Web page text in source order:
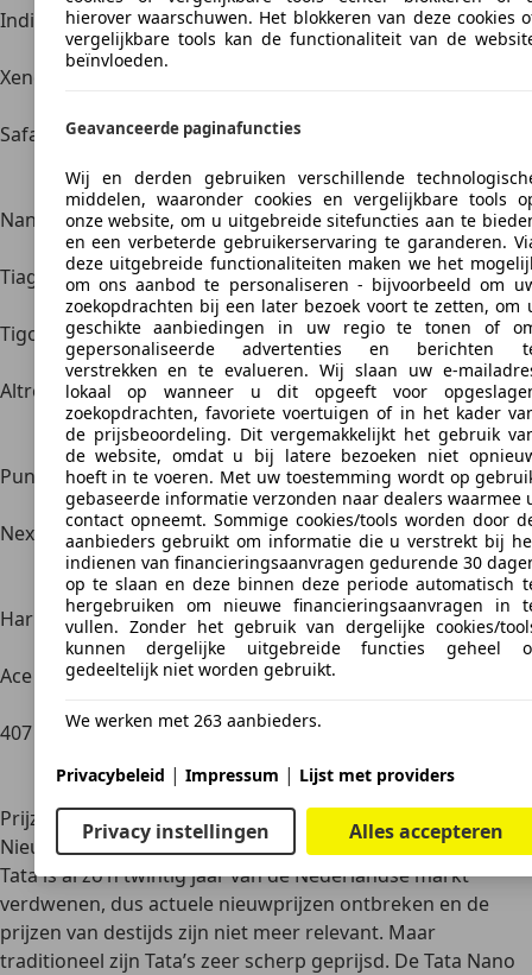
Indigo Sedan
Benzine /
Diesel
1.4 l
51-55 kW
(69-75 pk)
Xenon
Safari SUV Diesel 2.0-2.2 l
170 pk)
Nano Hatchback Benzine 624 cc
28 kW (38
pk)
600
Tiago Hatchback Benzine /
CNG
1.2 l
63 kW (86
pk)
982
Tigor Sedan
Benzine /
EV
1.2 l / EV
63 kW (86
pk)
Altroz Hatchback
Benzine /
Diesel
1.2 – 1.5 l
66-88 kW
(90-120
pk)
kg
Punch Mini-SUV Benzine 1.2 l
63 kW (86
pk)
Nexon SUV
Benzine /
Diesel /
EV
1.2 – 1.5 l / EV 88-96 kW
(120-130
pk)
kg
Harrier SUV Diesel 2.0 l
125 kW
(170 pk)
Ace
Pick-up /
Diesel /
0.7 – 0.8 l
407 LCV Diesel 3.0 l
pk)
Prijzen
Nieuwprijzen
Tata is al zo’n twintig jaar van de Nederlandse markt
verdwenen, dus actuele nieuwprijzen ontbreken en de
prijzen van destijds zijn niet meer relevant. Maar
traditioneel zijn Tata’s zeer scherp geprijsd. DeTata Nano
hierover waarschuwen. Het blokkeren van deze cookies
vergelijkbare tools kan de functionaliteit van de
beïnvloeden.
Geavanceerde paginafuncties
Wij en derden gebruiken verschillende
middelen, waaronder cookies en vergelijkbare tools
onze website, om u uitgebreide sitefuncties aan te
en een verbeterde gebruikerservaring te garanderen.
deze uitgebreide functionaliteiten maken we het
om ons aanbod te personaliseren - bijvoorbeeld om
zoekopdrachten bij een later bezoek voort te zetten, om
geschikte aanbiedingen in uw regio te tonen of
gepersonaliseerde advertenties en berichten
verstrekken en te evalueren. Wij slaan uw e-
lokaal op wanneer u dit opgeeft voor
zoekopdrachten, favoriete voertuigen of in het kader
de prijsbeoordeling. Dit vergemakkelijkt het gebruik
de website, omdat u bij latere bezoeken niet
hoeft in te voeren. Met uw toestemming wordt op
gebaseerde informatie verzonden naar dealers waarmee
contact opneemt. Sommige cookies/tools worden door
aanbieders gebruikt om informatie die u verstrekt bij
indienen van financieringsaanvragen gedurende 30
op te slaan en deze binnen deze periode automatisch
hergebruiken om nieuwe financieringsaanvragen in
vullen. Zonder het gebruik van dergelijke cookies/
kunnen dergelijke uitgebreide functies geheel
gedeeltelijk niet worden gebruikt.
We werken met 263 aanbieders.
Privacybeleid | Impressum | Lijst met providers
Privacy instellingen Alles accepteren